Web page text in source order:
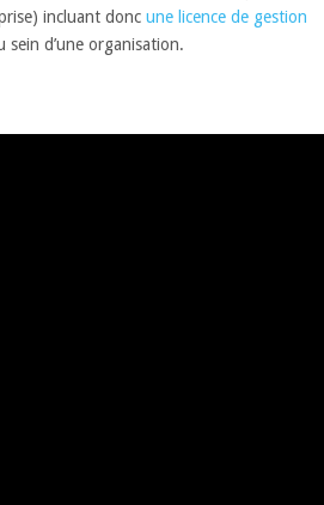
incluant donc une licence de gestion
d’une organisation.